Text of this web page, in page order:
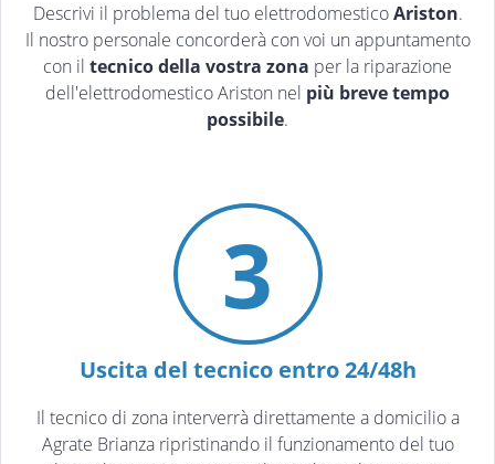
Descrivi il problema del tuo elettrodomesticoAriston.
Il nostro personale concorderà con voi un appuntamento
con il tecnico della vostra zona per la riparazione
dell'elettrodomestico Ariston nel più breve tempo
possibile.
3
Uscita del tecnico entro 24/48h
Il tecnico di zona interverrà direttamente a domicilio a
Agrate Brianza ripristinando il funzionamento del tuo